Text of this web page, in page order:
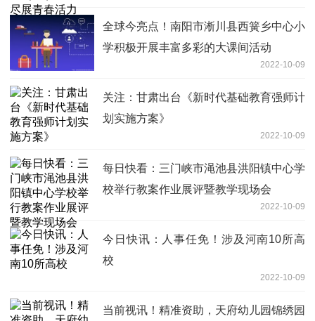
全球今亮点！南阳市淅川县西簧乡中心小
学积极开展丰富多彩的大课间活动
2022-10-09
关注：甘肃出台《新时代基础教育强师计
划实施方案》
2022-10-09
每日快看：三门峡市渑池县洪阳镇中心学
校举行教案作业展评暨教学现场会
2022-10-09
今日快讯：人事任免！涉及河南10所高
校
2022-10-09
当前视讯！精准资助，天府幼儿园锦绣园